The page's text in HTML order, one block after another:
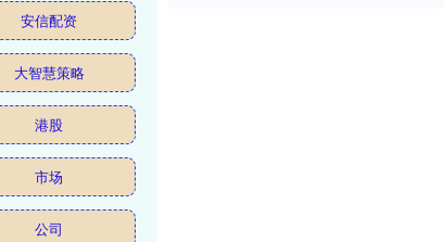
安信配资
大智慧策略
港股
市场
公司